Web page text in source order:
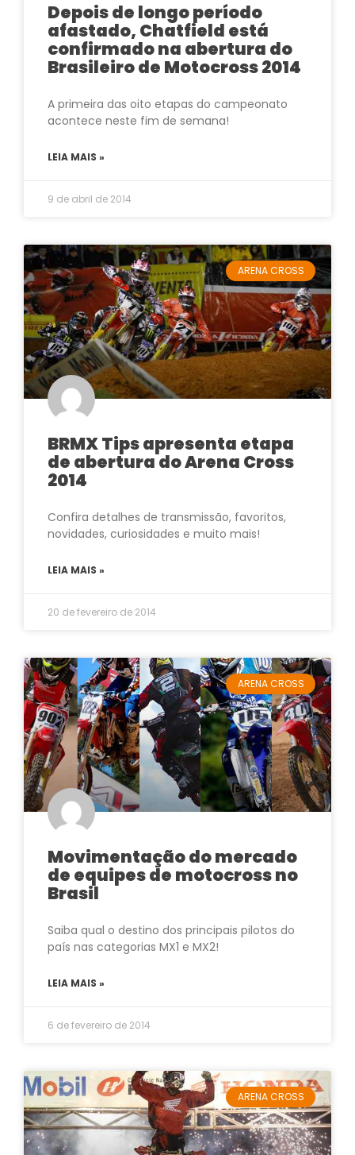
Depois de longo período
afastado, Chatfield está
confirmado na abertura do
Brasileiro de Motocross 2014
A primeira das oito etapas do campeonato
acontece neste fim de semana!
LEIA MAIS »
9 de abril de 2014
ARENA CROSS
BRMX Tips apresenta etapa
de abertura do Arena Cross
2014
Confira detalhes de transmissão, favoritos,
novidades, curiosidades e muito mais!
LEIA MAIS »
20 de fevereiro de 2014
ARENA CROSS
Movimentação do mercado
de equipes de motocross no
Brasil
Saiba qual o destino dos principais pilotos do
país nas categorias MX1 e MX2!
LEIA MAIS »
6 de fevereiro de 2014
ARENA CROSS